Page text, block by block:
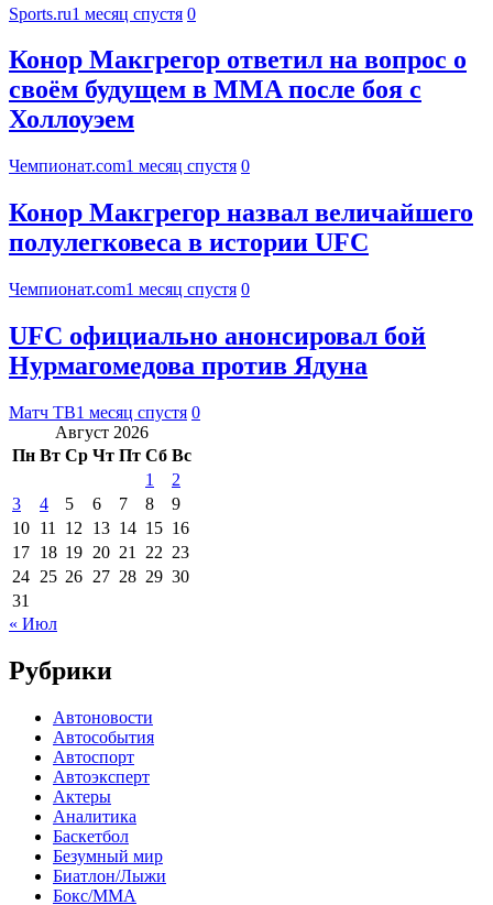
Sports.ru1 месяц спустя 0
Конор Макгрегор ответил на вопрос о
своём будущем в MMA после боя с
Холлоуэем
Чемпионат.com1 месяц спустя 0
Конор Макгрегор назвал величайшего
полулегковеса в истории UFC
Чемпионат.com1 месяц спустя 0
UFC официально анонсировал бой
Нурмагомедова против Ядуна
Матч ТВ1 месяц спустя 0
Август 2026
Пн Вт Ср Чт Пт Сб Вс
1
2
3
4 5 6 7 8
9
10 11 12 13 14 15 16
17 18 19 20 21 22 23
24 25 26 27 28 29 30
31
« Июл
Рубрики
Автоновости
Автособытия
Автоспорт
Автоэксперт
Актеры
Аналитика
Баскетбол
Безумный мир
Биатлон/Лыжи
Бокс/MMA